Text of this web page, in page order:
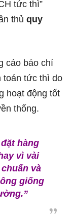
tức thì”
thủ quy
cáo báo chí
toán tức thì do
hoạt động tốt
thống.
hàng
vì vài
và
giống